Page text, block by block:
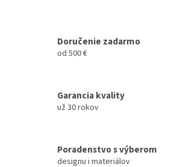
Doručenie zadarmo
od 500 €
Garancia kvality
už 30 rokov
Poradenstvo s výberom
designu i materiálov